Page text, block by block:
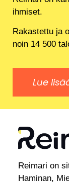
ihmiset.
Rakastettu ja
noin 14 500
Lue
Reimari on
Haminan,